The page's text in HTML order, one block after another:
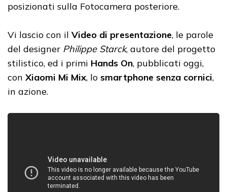
posizionati sulla Fotocamera posteriore.
Vi lascio con il Video di presentazione, le parole
del designer Philippe Starck, autore del progetto
stilistico, ed i primi Hands On, pubblicati oggi,
con Xiaomi Mi Mix, lo smartphone senza cornici,
in azione.